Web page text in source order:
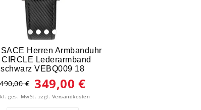
Herren Armbanduhr
CIRCLE Lederarmband
schwarz VEBQ009 18
490,00 € 349,00 €
ges. MwSt. zzgl. Versandkosten